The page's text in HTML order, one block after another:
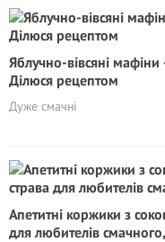
Яблучно-вівсяні мафіни
Ділюся рецептом
Дуже смачні
Апетитні коржики з
для любителів